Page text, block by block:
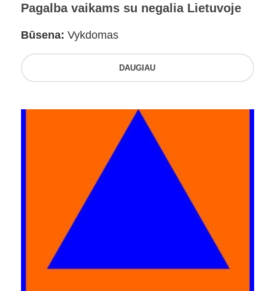
Pagalba vaikams su negalia Lietuvoje
Būsena: Vykdomas
DAUGIAU